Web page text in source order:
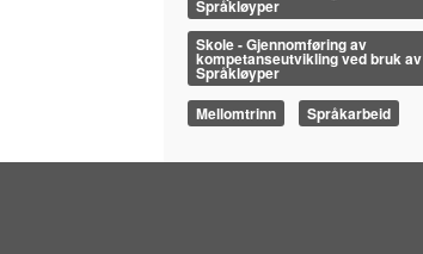
Språkløyper
Skole - Gjennomføring av
kompetanseutvikling ved bruk av
Språkløyper
Mellomtrinn
Språkarbeid